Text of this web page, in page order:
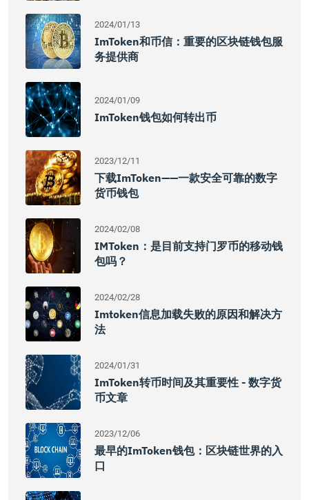
2024/01/13
ImToken和币信：重要的区块链钱包服
务提供商
2024/01/09
ImToken钱包如何转出币
2023/12/11
下载imToken——一款安全可靠的数字
货币钱包
2024/02/08
IMToken：是目前支持门罗币的移动钱
包吗？
2024/02/28
Imtoken信息加载失败的原因和解决方
法
2024/01/31
ImToken转币时间及其重要性 - 数字货
币文章
2023/12/06
最早的imToken钱包：区块链世界的入
口